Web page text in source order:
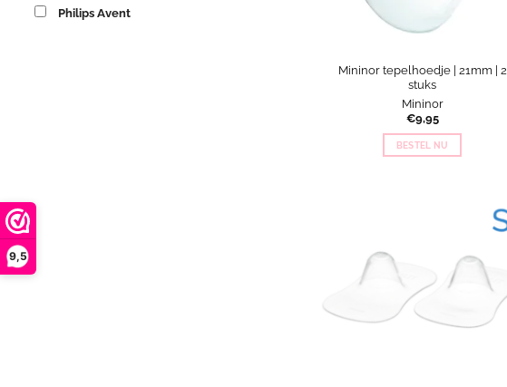
9,5
Philips Avent
Mininor tepelhoedje | 21mm | 2
stuks
Mininor
€9,95
BESTEL NU